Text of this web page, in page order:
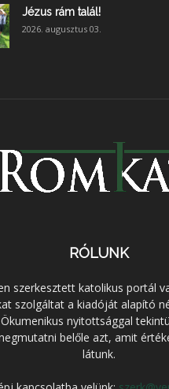
Jézus rám talál!
2026. augusztus 03.
RÓLUNK
szerkesztett katolikus portál
szolgáltat a kiadóját alapító
nyitottsággal
belőle azt, amit
látunk.